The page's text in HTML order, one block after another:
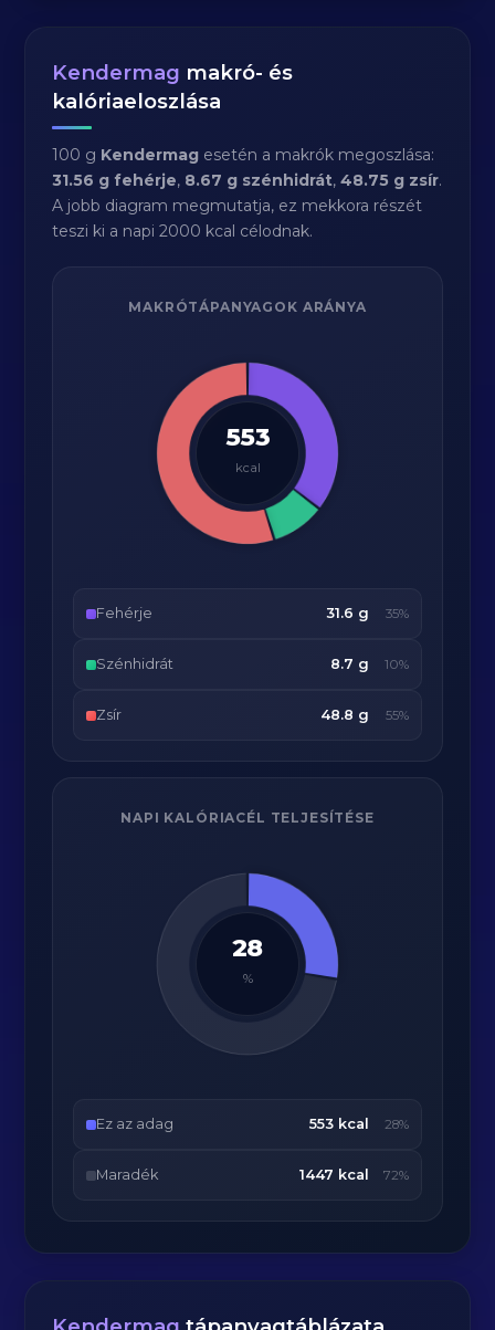
Kendermag makró- és
kalóriaeloszlása
100 g Kendermag esetén a makrók megoszlása:
31.56 g fehérje, 8.67 g szénhidrát,48.75 g zsír.
A jobb diagram megmutatja, ez mekkora részét
teszi ki a napi 2000 kcal célodnak.
MAKRÓTÁPANYAGOK ARÁNYA
553
kcal
Fehérje 31.6 g 35%
Szénhidrát 8.7 g 10%
Zsír 48.8 g 55%
NAPI KALÓRIACÉL TELJESÍTÉSE
28
%
Ez az adag 553 kcal 28%
Maradék 1447 kcal 72%